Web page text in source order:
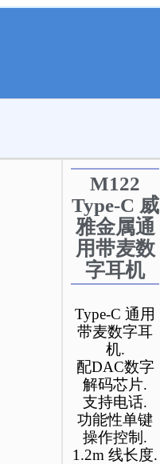
M122
Type-C 威
雅金属通
用带麦数
字耳机
Type-C 通用
带麦数字耳
机.
配DAC数字
解码芯片.
支持电话.
功能性单键
操作控制.
1.2m 线长度.